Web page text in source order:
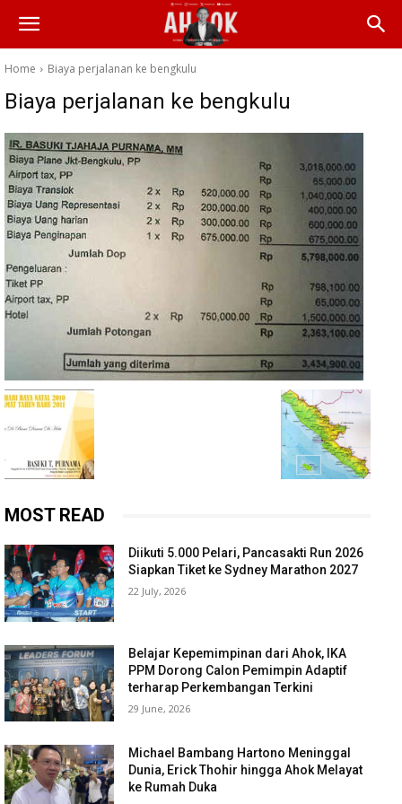
Home Biaya perjalanan ke bengkulu
Biaya perjalanan ke bengkulu
MOST READ
Diikuti 5.000 Pelari, Pancasakti Run 2026
Siapkan Tiket ke Sydney Marathon 2027
22 July, 2026
Belajar Kepemimpinan dari Ahok, IKA
PPM Dorong Calon Pemimpin Adaptif
terharap Perkembangan Terkini
29 June, 2026
Michael Bambang Hartono Meninggal
Dunia, Erick Thohir hingga Ahok Melayat
ke Rumah Duka